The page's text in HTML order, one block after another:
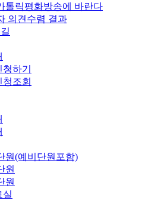
톨릭평화방송에 바란다
의견수렴 결과
하기
조회
원(예비단원포함)
원
원
실